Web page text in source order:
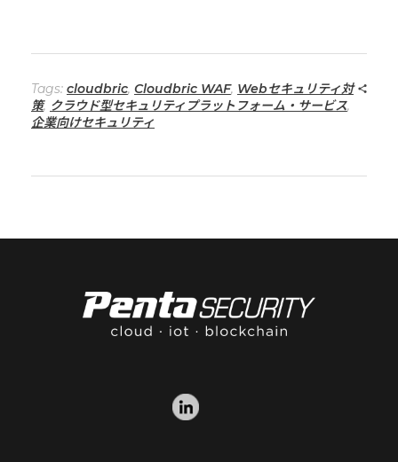
Tags: cloudbric, Cloudbric WAF, Webセキュリティ対
策, クラウド型セキュリティプラットフォーム・サービス,
企業向けセキュリティ